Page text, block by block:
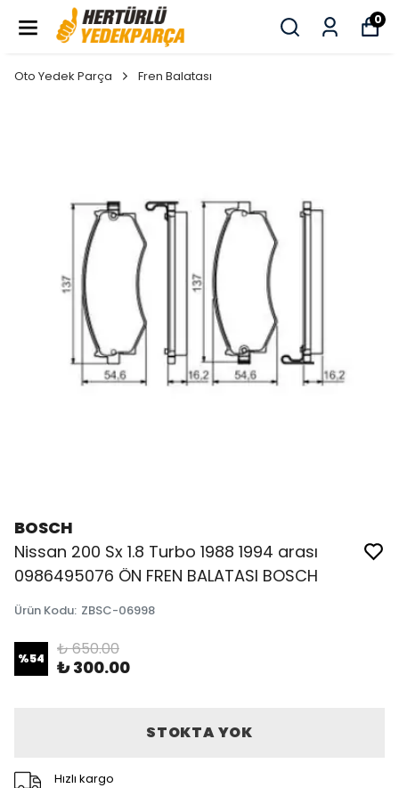
0
Oto Yedek Parça Fren Balatası
BOSCH
Nissan 200 Sx 1.8 Turbo 1988 1994 arası
0986495076 ÖN FREN BALATASI BOSCH
Ürün Kodu: ZBSC-06998
%54 ₺ 650.00
₺ 300.00
STOKTA YOK
Hızlı kargo